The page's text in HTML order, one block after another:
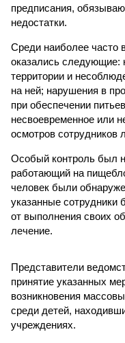
предписания,
недостатки.
Среди наиболее часто
оказались
территории и
на ней; нарушения в
при обеспечении
несвоевременное или
осмотров сотрудников
Особый контроль был
работающий на
человек были
указанные сотрудники
от выполнения своих
лечение.
Представители
принятие указанных
возникновения
среди детей,
учреждениях.